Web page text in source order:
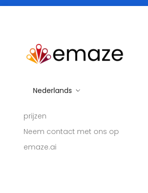
Nederlands
prijzen
Neem contact met ons op
emaze.ai